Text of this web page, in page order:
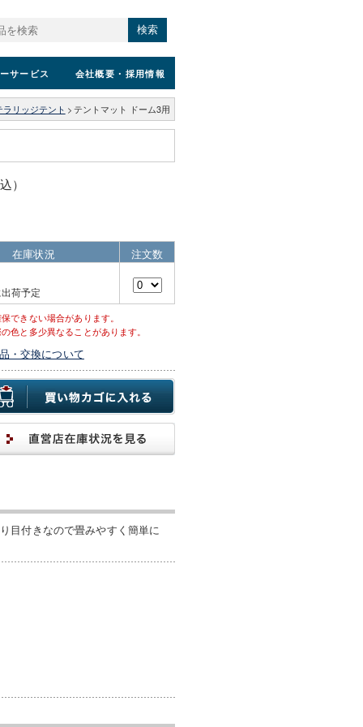
検索
サービス 会社概要 ・採用情報
ラリッジテント > テントマット ドーム3用
）
在庫状況 注文数
荷予定
できない場合があります。
色と多少異なることがあります。
・交換について
目付きなので畳みやすく簡単に